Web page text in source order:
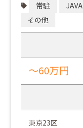
常駐 JAVA
その他
～60万円
東京23区